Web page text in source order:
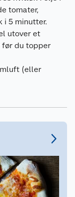
tomater,
i 5 minutter.
utover et
før du topper
(eller